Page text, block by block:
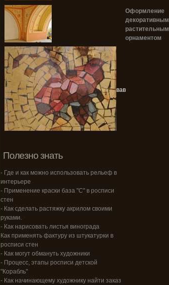
Оформление
декоративным
растительным
орнаментом
вав
Полезно знать
- Где и как можно использовать рельеф в
интерьере
- Применение краски база "С" в росписи
стен
- Как сделать растяжку акрилом своими
руками.
- Как нарисовать листья винограда
Как применять фактуру из штукатурки в
росписи стен
- Как могут обмануть художники
- Процесс, этапы росписи детской
"Корабль"
- Как начинающему художнику найти заказ